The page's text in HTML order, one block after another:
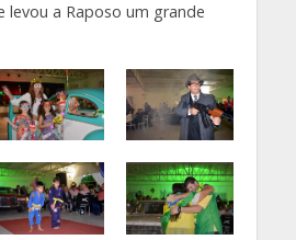
levou a Raposo um grande